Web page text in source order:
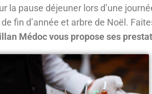
la pause déjeuner lors d’une
de fin d’année et arbre de Noël.
Médoc vous propose ses